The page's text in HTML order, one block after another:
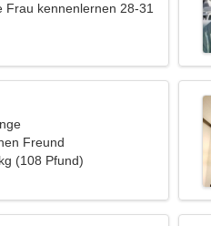
Frau kennenlernen 28-31
Freund
(108 Pfund)